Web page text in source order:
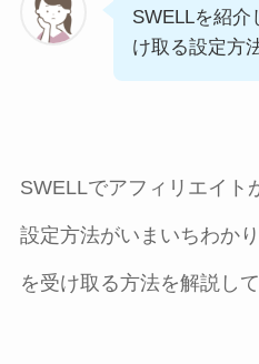
SWELLを紹介
け取る設定方
SWELLでアフィリエイト
設定方法がいまいちわか
を受け取る方法を解説して